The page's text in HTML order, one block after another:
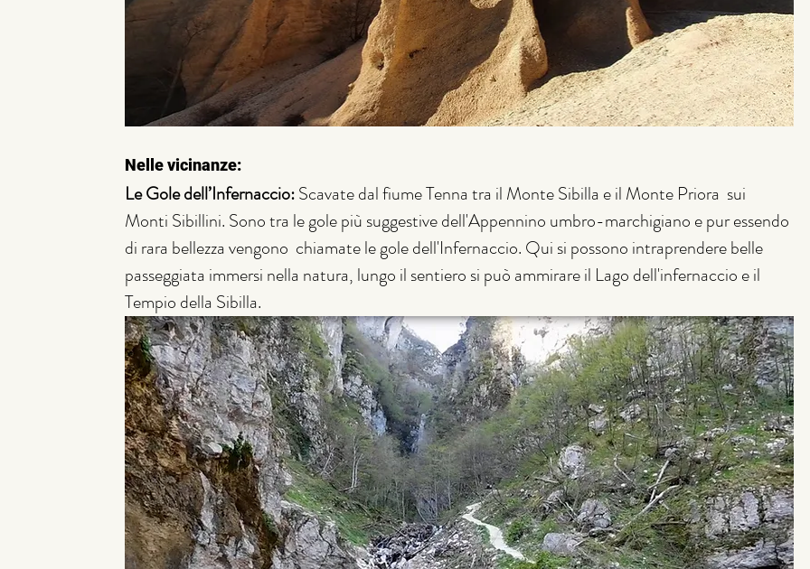
Nelle vicinanze:
Le Gole dell’Infernaccio: Scavate dal fiume Tenna tra il Monte Sibilla e il Monte Priora  sui
Monti Sibillini. Sono tra le gole più suggestive dell'Appennino umbro-marchigiano e pur essendo
di rara bellezza vengono  chiamate le gole dell'Infernaccio. Qui si possono intraprendere belle
passeggiata immersi nella natura, lungo il sentiero si può ammirare il Lago dell'infernaccio e il
Tempio della Sibilla.